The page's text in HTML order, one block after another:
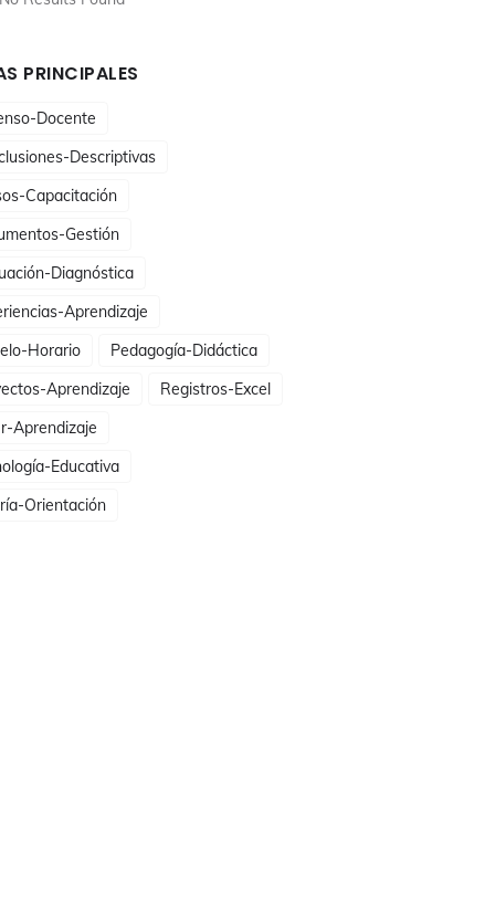
PRINCIPALES
Docente
Descriptivas
Capacitación
Gestión
Diagnóstica
Aprendizaje
Horario
Pedagogía-Didáctica
Aprendizaje
Registros-Excel
Aprendizaje
Educativa
Orientación